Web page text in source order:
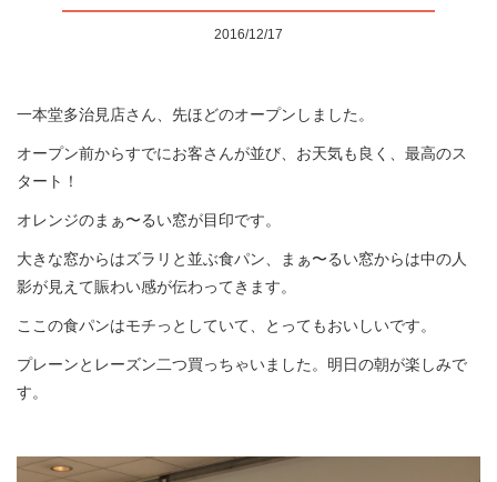
2016/12/17
一本堂多治見店さん、先ほどのオープンしました。
オープン前からすでにお客さんが並び、お天気も良く、最高のス
タート！
オレンジのまぁ〜るい窓が目印です。
大きな窓からはズラリと並ぶ食パン、まぁ〜るい窓からは中の人
影が見えて賑わい感が伝わってきます。
ここの食パンはモチっとしていて、とってもおいしいです。
プレーンとレーズン二つ買っちゃいました。明日の朝が楽しみで
す。